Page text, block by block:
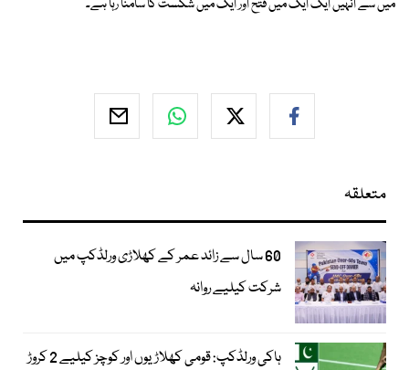
میں سے انہیں ایک ایک میں فتح اور ایک میں شکست کا سامنا رہا ہے۔
متعلقہ
60 سال سے زائد عمر کے کھلاڑی ورلڈکپ میں
شرکت کیلیے روانہ
ہاکی ورلڈکپ: قومی کھلاڑیوں اور کوچز کیلیے 2 کروڑ